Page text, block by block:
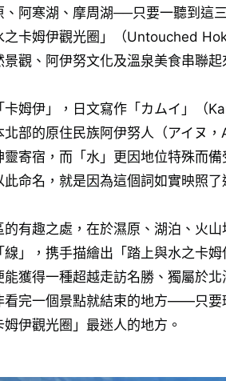
、阿寒湖、摩周湖──只要一聽到這
之卡姆伊觀光圈」（Untouched
景觀、阿伊努文化及溫泉美食串聯
卡姆伊」，日文寫作「カムイ」（
北部的原住民族阿伊努人（アイヌ
靈寄宿，而「水」更因地位特殊而
此命名，就是因為這個詞如實映照了
的有趣之處，在於濕原、湖泊、火
線」，携手描繪出「踏上與水之卡
能獲得一種超越走訪名勝、獨屬於北
看完一個景點就結束的地方——只要
姆伊觀光圈」最迷人的地方。